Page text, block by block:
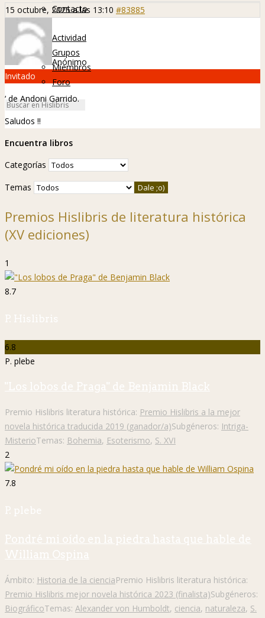
Contacto
Hislibreños
Actividad
Grupos
Miembros
Foro
15 octubre, 2025 a las 13:10 #83885
Anónimo
Invitado
‘ de Andoni Garrido.
Saludos !!
Encuentra libros
Categorías
Temas
Premios Hislibris de literatura histórica
(XV ediciones)
1
8.7
P. Hislibris
6.8
P. plebe
"Los lobos de Praga" de Benjamin Black
Premio Hislibris literatura histórica: Premio Hislibris a la mejor
novela histórica traducida 2019 (ganador/a)Subgéneros: Intriga-
MisterioTemas: Bohemia, Esoterismo, S. XVI
2
7.8
P. plebe
Pondré mi oído en la piedra hasta que hable de
William Ospina
Ámbito: Historia de la cienciaPremio Hislibris literatura histórica:
Premio Hislibris mejor novela histórica 2023 (finalista)Subgéneros:
BiográficoTemas: Alexander von Humboldt, ciencia, naturaleza, S.